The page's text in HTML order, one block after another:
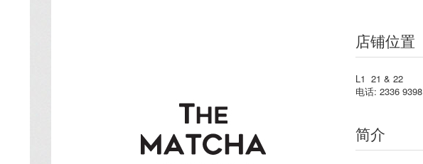
店铺位置
L1 21 & 22
电话: 2336 9398
简介